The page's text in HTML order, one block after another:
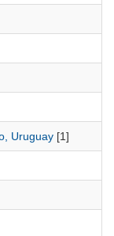
Uruguay [1]